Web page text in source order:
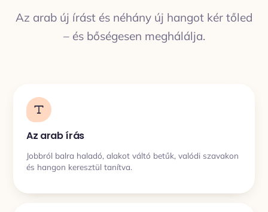
Az arab új írást és néhány új hangot kér tőled
– és bőségesen meghálálja.
Az arab írás
Jobbról balra haladó, alakot váltó betűk, valódi szavakon
és hangon keresztül tanítva.